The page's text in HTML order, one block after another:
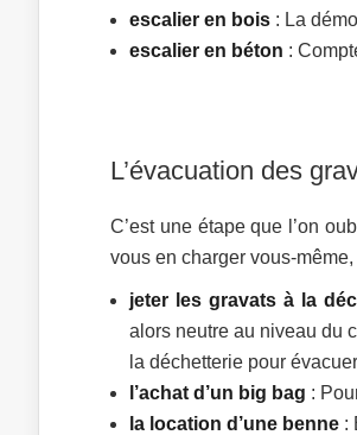
escalier en bois : La
escalier en béton :
L’évacuation des
C’est une étape que l’on
vous en charger vous-
jeter les gravats à la
alors neutre au niveau du
la déchetterie pour
l’achat d’un big bag :
la location d’une benne :